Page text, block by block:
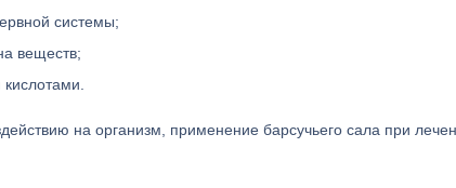
системы;
веществ;
на организм, применение барсучьего сала при